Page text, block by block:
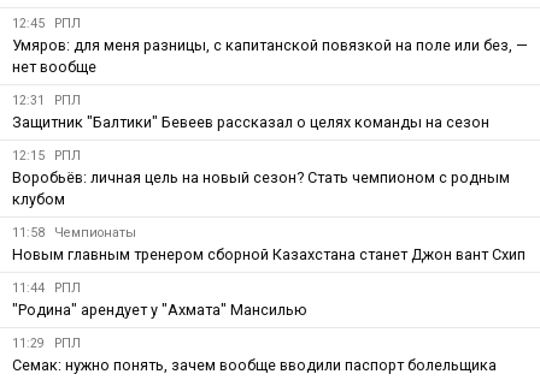
12:45 РПЛ
Умяров: для меня разницы, с капитанской повязкой на поле или без, —
нет вообще
12:31 РПЛ
Защитник "Балтики" Бевеев рассказал о целях команды на сезон
12:15 РПЛ
Воробьёв: личная цель на новый сезон? Стать чемпионом с родным
клубом
11:58 Чемпионаты
Новым главным тренером сборной Казахстана станет Джон вант Схип
11:44 РПЛ
"Родина" арендует у "Ахмата" Мансилью
11:29 РПЛ
Семак: нужно понять, зачем вообще вводили паспорт болельщика